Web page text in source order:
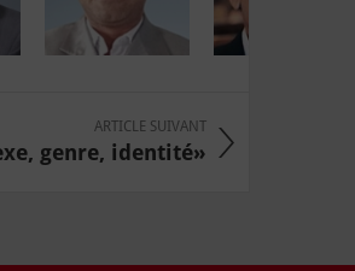
ARTICLE SUIVANT
genre, identité»